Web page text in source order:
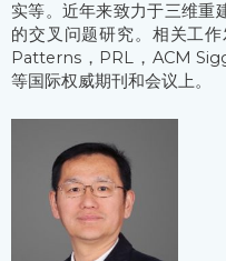
实等。近年来致力于三维重
的交叉问题研究。相关工
Patterns，PRL，ACM
等国际权威期刊和会议上。